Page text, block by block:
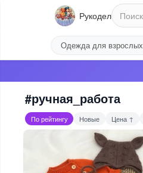
Рукодел
Одежда для взрослых
#ручная_работа
По рейтингу Новые Цена ↑